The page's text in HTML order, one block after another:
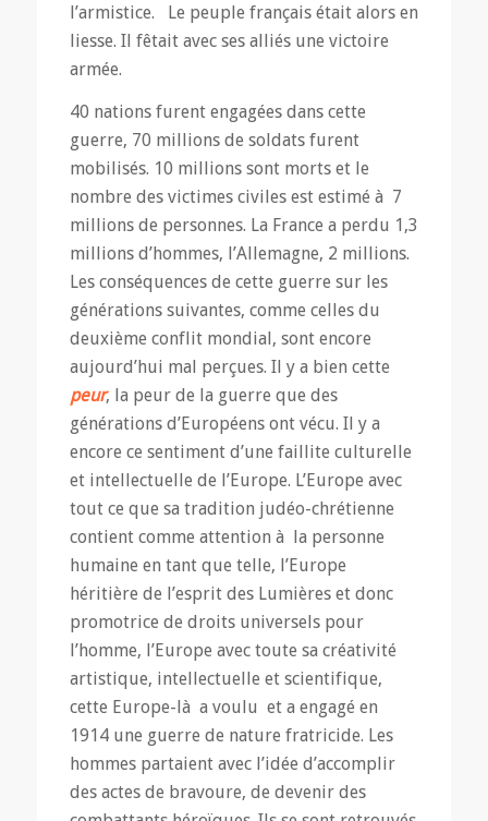
l’armistice. Le peuple français était alors en
liesse. Il fêtait avec ses alliés une victoire
armée.
40 nations furent engagées dans cette
guerre, 70 millions de soldats furent
mobilisés. 10 millions sont morts et le
nombre des victimes civiles est estimé à 7
millions de personnes. La France a perdu 1,3
millions d’hommes, l’Allemagne, 2 millions.
Les conséquences de cette guerre sur les
générations suivantes, comme celles du
deuxième conflit mondial, sont encore
aujourd’hui mal perçues. Il y a bien cette
peur, la peur de la guerre que des
générations d’Européens ont vécu. Il y a
encore ce sentiment d’une faillite culturelle
et intellectuelle de l’Europe. L’Europe avec
tout ce que sa tradition judéo-chrétienne
contient comme attention à la personne
humaine en tant que telle, l’Europe
héritière de l’esprit des Lumières et donc
promotrice de droits universels pour
l’homme, l’Europe avec toute sa créativité
artistique, intellectuelle et scientifique,
cette Europe-là a voulu et a engagé en
1914 une guerre de nature fratricide. Les
hommes partaient avec l’idée d’accomplir
des actes de bravoure, de devenir des